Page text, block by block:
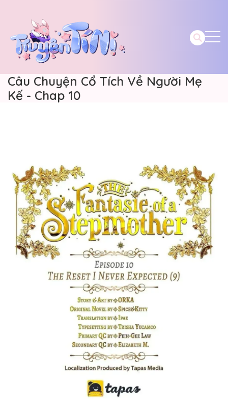
Câu Chuyện Cổ Tích Về Người Mẹ
Kế - Chap 10